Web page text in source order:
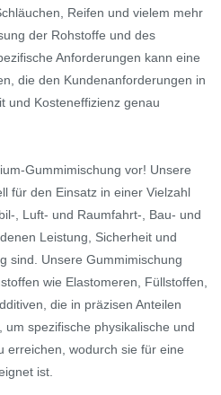
Reifen und vielem mehr
der Rohstoffe und des
Anforderungen kann eine
die den Kundenanforderungen in
und Kosteneffizienz genau
Gummimischung vor! Unsere
für den Einsatz in einer Vielzahl
, Luft- und Raumfahrt-, Bau- und
Leistung, Sicherheit und
sind. Unsere Gummimischung
wie Elastomeren, Füllstoffen,
die in präzisen Anteilen
spezifische physikalische und
erreichen, wodurch sie für eine
ist.